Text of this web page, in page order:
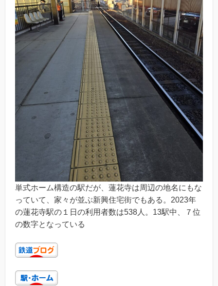
単式ホーム構造の駅だが、蓮花寺は周辺の地名にもな
っていて、家々が並ぶ新興住宅街でもある。2023年
の蓮花寺駅の１日の利用者数は538人。13駅中、７位
の数字となっている